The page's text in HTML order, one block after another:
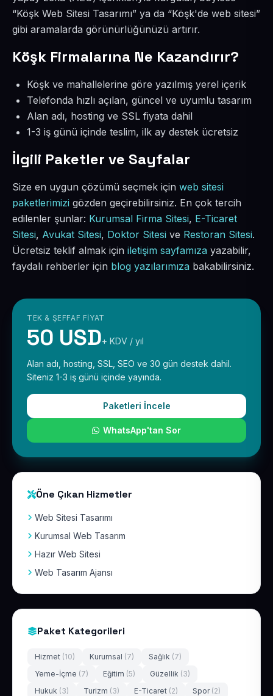
“Köşk Web Sitesi Tasarımı” ya da “Köşk'de web sitesi”
gibi aramalarda görünürlüğünüzü artırır.
Köşk Firmalarına Ne Kazandırır?
Köşk ve mahallelerine göre yazılmış yerel içerik
Telefonda hızlı açılan, güncel ve uyumlu tasarım
Alan adı, hosting ve SSL fiyata dahil
1-3 iş günü içinde teslim, ilk ay destek ücretsiz
İlgili Paketler ve Sayfalar
Size en uygun çözümü seçmek için web sitesi
paketlerimizi gözden geçirebilirsiniz. En çok tercih
edilenler şunlar: Kurumsal Firma Sitesi, E-Ticaret
Sitesi, Avukat Sitesi, Doktor Sitesi ve Restoran Sitesi.
Ücretsiz teklif almak için iletişim sayfamıza yazabilir,
faydalı rehberler için blog yazılarımıza bakabilirsiniz.
TEK & ŞEFFAF FIYAT
50 USD+ KDV / yıl
Alan adı, hosting, SSL, SEO ve 30 gün destek dahil.
Siteniz 1-3 iş günü içinde yayında.
Paketleri İncele
WhatsApp'tan Sor
Öne Çıkan Hizmetler
Web Sitesi Tasarımı
Kurumsal Web Tasarım
Hazır Web Sitesi
Web Tasarım Ajansı
Paket Kategorileri
Hizmet (10) Kurumsal (7) Sağlık (7)
Yeme-İçme (7) Eğitim (5) Güzellik (3)
Hukuk (3) Turizm (3) E-Ticaret (2) Spor (2)